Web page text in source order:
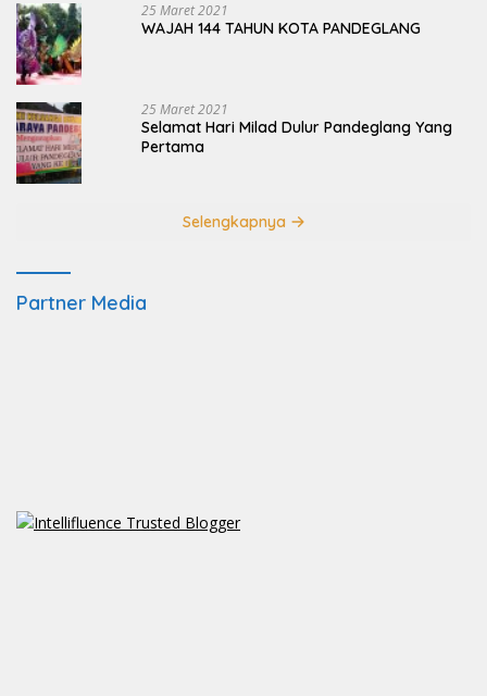
25 Maret 2021
WAJAH 144 TAHUN KOTA PANDEGLANG
25 Maret 2021
Selamat Hari Milad Dulur Pandeglang Yang
Pertama
Selengkapnya
Partner Media